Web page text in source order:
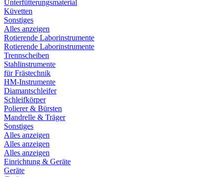
Unterfütterungsmaterial
Küvetten
Sonstiges
Alles anzeigen
Rotierende Laborinstrumente
Rotierende Laborinstrumente
Trennscheiben
Stahlinstrumente
für Frästechnik
HM-Instrumente
Diamantschleifer
Schleifkörper
Polierer & Bürsten
Mandrelle & Träger
Sonstiges
Alles anzeigen
Alles anzeigen
Alles anzeigen
Einrichtung & Geräte
Geräte